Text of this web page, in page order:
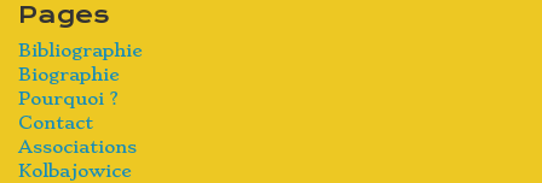
Pages
Bibliographie
Biographie
Pourquoi ?
Contact
Associations
Kolbajowice